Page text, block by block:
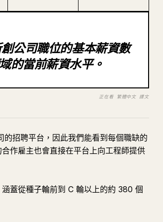
公司職位的基本薪資數
的當前薪資水平。
正在看 繁體中文 譯文
招聘平台，因此我們能看到每個職缺的
作雇主也會直接在平台上向工程師提供
蓋從種子輪前到 C 輪以上的約 380 個